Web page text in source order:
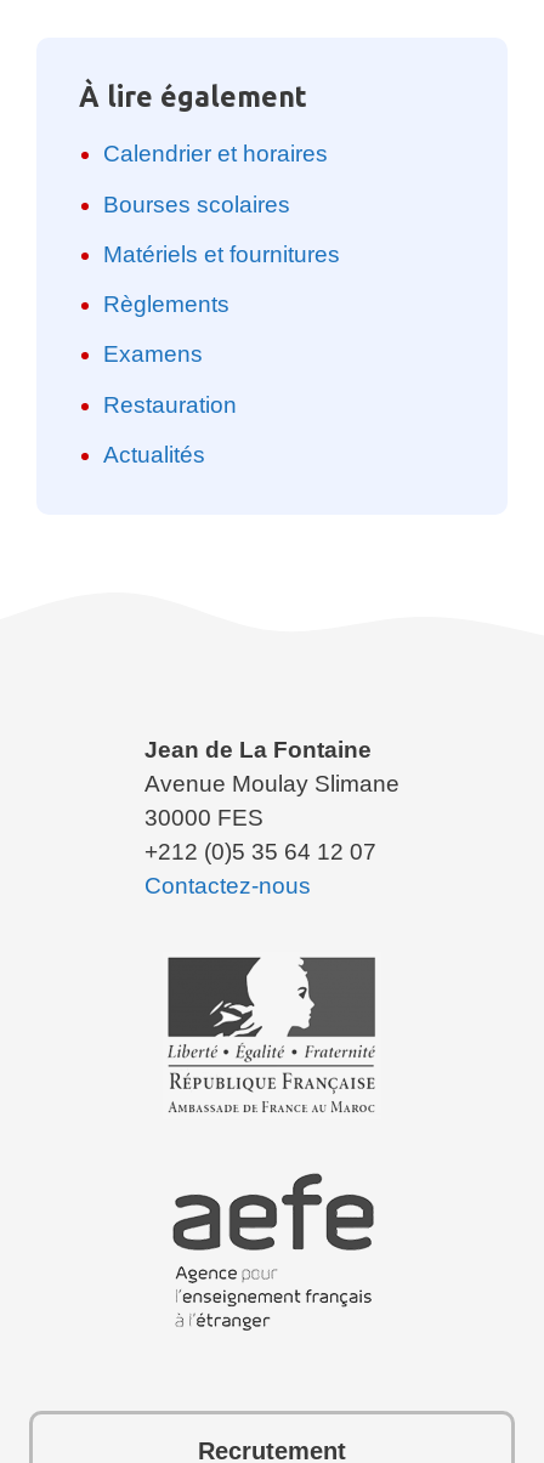
À lire également
Calendrier et horaires
Bourses scolaires
Matériels et fournitures
Règlements
Examens
Restauration
Actualités
Jean de La Fontaine
Avenue Moulay Slimane
30000 FES
+212 (0)5 35 64 12 07
Contactez-nous
Recrutement